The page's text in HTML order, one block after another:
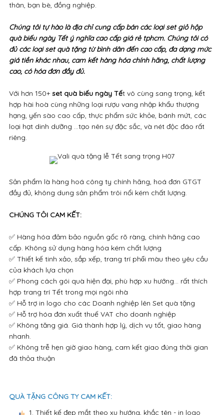
thân, bạn bè, đồng nghiệp.
Chúng tôi tự hào là địa chỉ cung cấp bán các loại set giỏ hộp
quà biếu ngày Tết ý nghĩa cao cấp giá rẻ tphcm. Chúng tôi có
đủ các loại set quà tặng từ bình dân đến cao cấp, đa dạng mức
giá tiền khác nhau, cam kết hàng hóa chính hãng, chất lượng
cao, có hóa đơn đầy đủ.
Với hơn 150+set quà biếu ngày Tết vô cùng sang trọng, kết
hợp hài hoà cùng những loại rượu vang nhập khẩu thượng
hạng, yến sào cao cấp, thực phẩm sức khỏe, bánh mứt, các
loại hạt dinh dưỡng ...tạo nên sự đặc sắc, và nét độc đáo rất
riêng.
Sản phẩm là hàng hoá công ty chính hãng, hoá đơn GTGT
đầy đủ, không dung sản phẩm trôi nổi kém chất lượng.
CHÚNG TÔI CAM KẾT:
✅ Hàng hóa đảm bảo nguồn gốc rõ ràng, chính hãng cao
cấp. Không sử dụng hàng hóa kém chất lượng
✅ Thiết kế tinh xảo, sắp xếp, trang trí phối màu theo yêu cầu
của khách lựa chọn
✅ Phong cách gói quà hiện đại, phù hợp xu hướng… rất thích
hợp trang trí Tết trong mọi ngôi nhà
✅ Hỗ trợ in logo cho các Doanh nghiệp lên Set quà tặng
✅ Hỗ trợ hóa đơn xuất thuế VAT cho doanh nghiệp
✅ Không tăng giá. Giá thành hợp lý, dịch vụ tốt, giao hàng
nhanh.
✅ Không trễ hẹn giờ giao hàng, cam kết giao đúng thời gian
đã thỏa thuận
QUÀ TẶNG CÔNG TY CAM KẾT:
1. Thiết kế đẹp mắt theo xu hướng, khắc tên - in logo